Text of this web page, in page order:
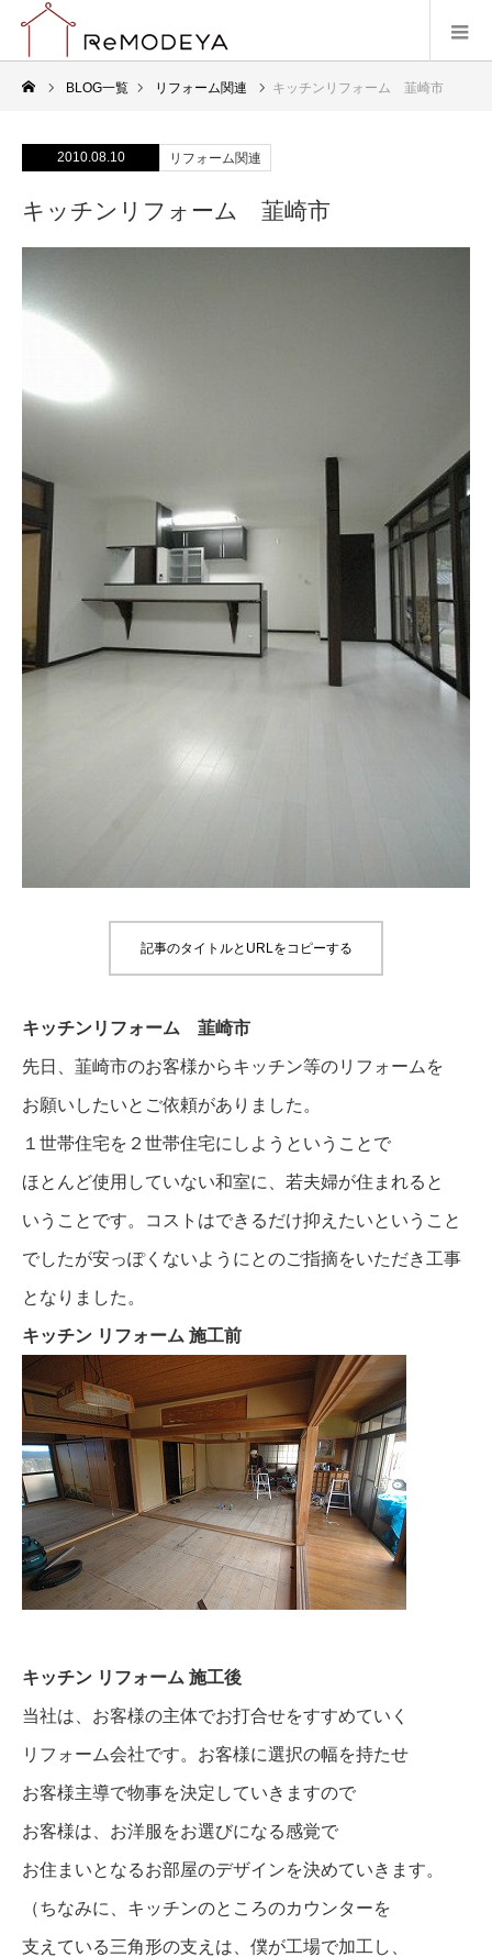
BLOG一覧 リフォーム関連 キッチンリフォーム 韮崎市
2010.08.10 リフォーム関連
キッチンリフォーム 韮崎市
記事のタイトルとURLをコピーする
キッチンリフォーム 韮崎市
先日、韮崎市のお客様からキッチン等のリフォームを
お願いしたいとご依頼がありました。
１世帯住宅を２世帯住宅にしようということで
ほとんど使用していない和室に、若夫婦が住まれると
いうことです。コストはできるだけ抑えたいということ
でしたが安っぽくないようにとのご指摘をいただき工事
となりました。
キッチン リフォーム 施工前
キッチン リフォーム 施工後
当社は、お客様の主体でお打合せをすすめていく
リフォーム会社です。お客様に選択の幅を持たせ
お客様主導で物事を決定していきますので
お客様は、お洋服をお選びになる感覚で
お住まいとなるお部屋のデザインを決めていきます。
（ちなみに、キッチンのところのカウンターを
支えている三角形の支えは、僕が工場で加工し、